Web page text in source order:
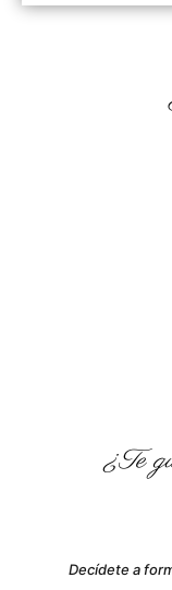
¿Te
Decídete a